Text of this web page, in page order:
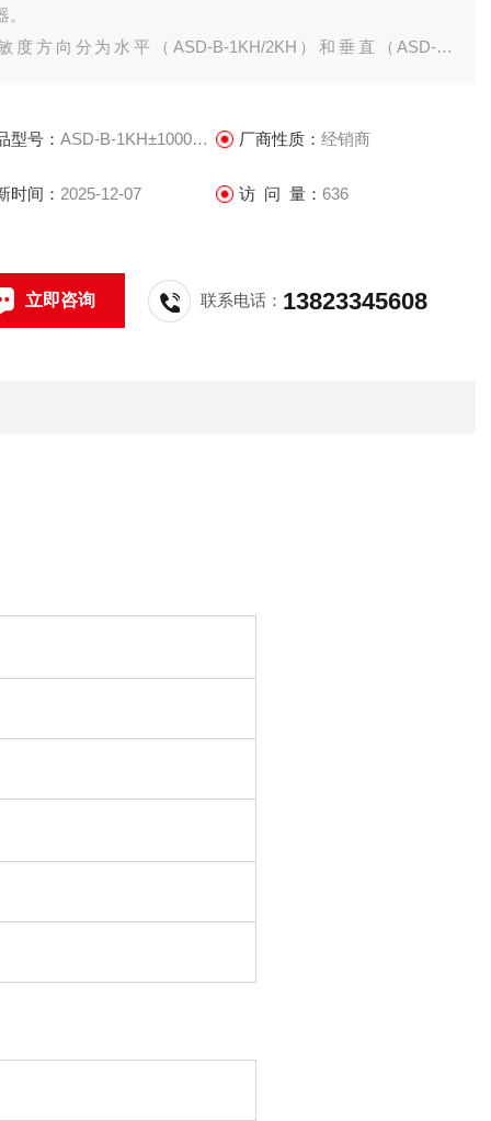
。
度方向分为水平（ASD-B-1KH/2KH）和垂直（ASD-B-
型号：ASD-B-1KH±1000G用 厂商性质： 经销商
时间： 2025-12-07 访 问 量： 636
立即咨询 联系电话： 13823345608